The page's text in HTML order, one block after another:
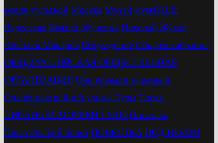
земли тульской Москва Музей музей В.В.
Вересаева Начало обучения Николай Жуков
Николай Макаров Обсуждение Общего собрания
ОБЩЕРОССИЙСКАЯ ОБЩЕСТВЕННАЯ
ОРГАНИЗАЦИЯ Они воевали за речкой
Опалённые войной улицы Тулы Пасха
ПИСАТЕЛИ-МОРЯКИ ТУЛЫ Писатель
Писательский билет ПОВЕСТКА ПОД НЕБОМ